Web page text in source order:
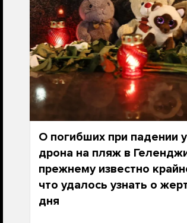
О погибших при падении
дрона на пляж в
прежнему известно
что удалось узнать о
дня